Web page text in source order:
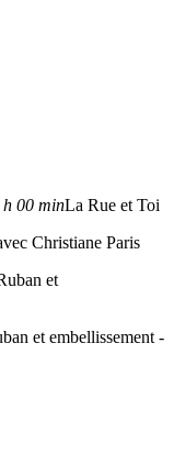
h 00 minLa Rue et Toi
Christiane Paris
et
et embellissement -